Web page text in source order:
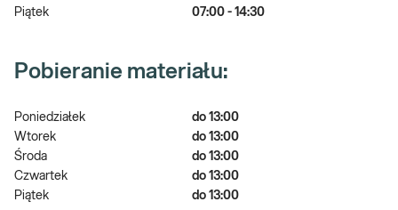
Piątek
07:00 - 14:30
Pobieranie materiału:
Poniedziałek
do 13:00
Wtorek
do 13:00
Środa
do 13:00
Czwartek
do 13:00
Piątek
do 13:00